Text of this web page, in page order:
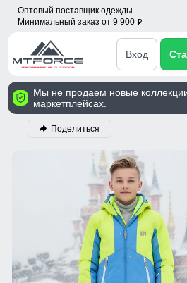
Оптовый поставщик одежды.
Минимальный заказ от 9 900 p
Вход
Мы не продаем новые
маркетплейсах.
Поделиться